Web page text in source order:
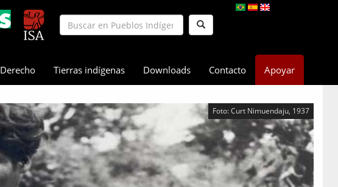
Derecho Tierras indígenas Downloads Contacto Apoyar
Foto: Curt Nimuendaju, 1937